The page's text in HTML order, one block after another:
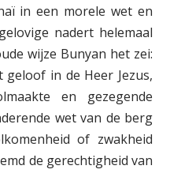
in een morele wet en
nadert helemaal
wijze Bunyan het zei:
geloof in de Heer Jezus,
en gezegende
wet van de berg
of zwakheid
de gerechtigheid van